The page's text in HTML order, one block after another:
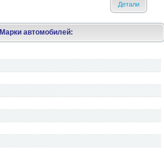
Марки автомобилей:
Детали